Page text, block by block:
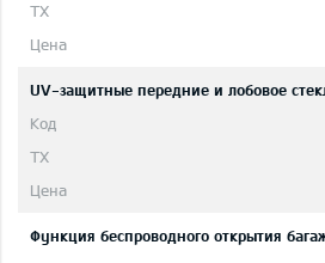
UV-защитные передние и лобовое
Функция беспроводного открытия